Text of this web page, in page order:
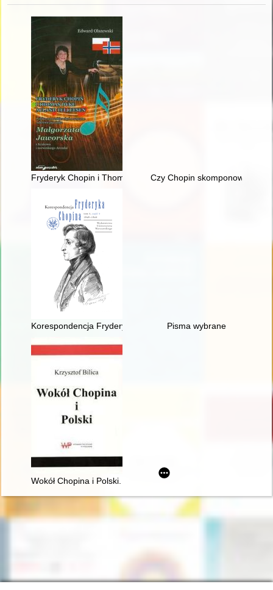
Fryderyk Chopin i Thomas Dyke Acland Tellefsen. Polsko-
Czy Chopin skomponował
Korespondencja Fryderyka Chopina. T. 3 cz. 3,
Pisma wybrane
Wokół Chopina i Polski. Siedem szkiców